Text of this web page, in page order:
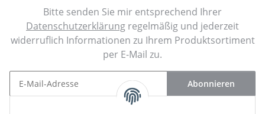
Bitte senden Sie mir entsprechend Ihrer
Datenschutzerklärung regelmäßig und jederzeit
widerruflich Informationen zu Ihrem Produktsortiment
per E-Mail zu.
Abonnieren